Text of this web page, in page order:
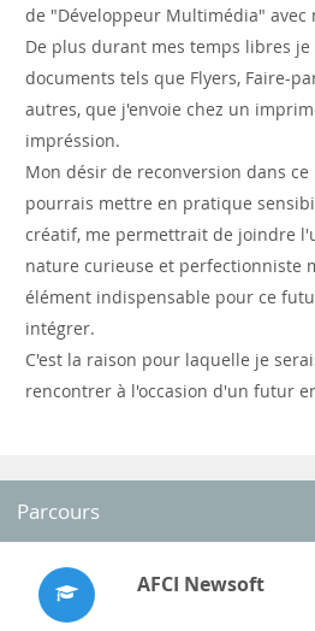
de "Développeur Multimédia" avec
De plus durant mes temps libres
documents tels que Flyers, Faire-
autres, que j'envoie chez un
impréssion.
Mon désir de reconversion dans
pourrais mettre en pratique
créatif, me permettrait de joindre
nature curieuse et perfectionniste
élément indispensable pour ce
intégrer.
C'est la raison pour laquelle je
rencontrer à l'occasion d'un futur
Parcours
AFCI Newsoft